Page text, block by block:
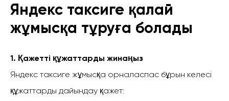
Яндекс таксиге қалай
жұмысқа тұруға болады
1. Қажетті құжаттарды жинаңыз
Яндекс таксиге жұмысқа орналаспас бұрын келесі
құжаттарды дайындау қажет: